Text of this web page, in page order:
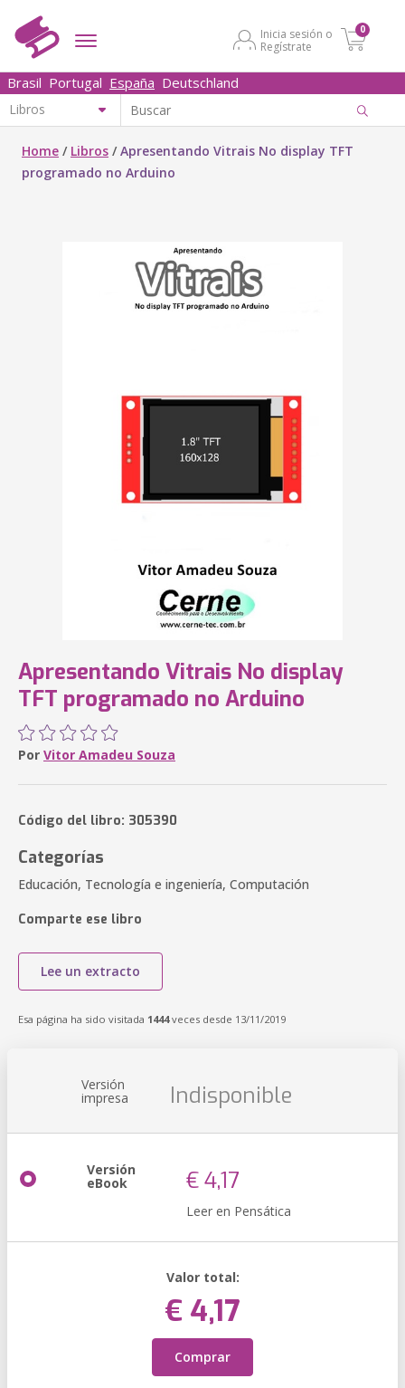
Inicia sesión o
Regístrate
0
Brasil Portugal España Deutschland
Home / Libros /Apresentando Vitrais No display TFT
programado no Arduino
Apresentando Vitrais No display
TFT programado no Arduino
Por Vitor Amadeu Souza
Código del libro: 305390
Categorías
Educación, Tecnología e ingeniería, Computación
Comparte ese libro
Lee un extracto
Esa página ha sido visitada 1444veces desde 13/11/2019
Versión
impresa Indisponible
Versión
eBook € 4,17
Leer en Pensática
Valor total:
€ 4,17
Comprar